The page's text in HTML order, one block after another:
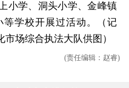
小学、洞头小学、金峰镇
学校开展过活动。（记
场综合执法大队供图）
(责任编辑：赵睿)